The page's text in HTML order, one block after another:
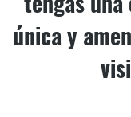
única y